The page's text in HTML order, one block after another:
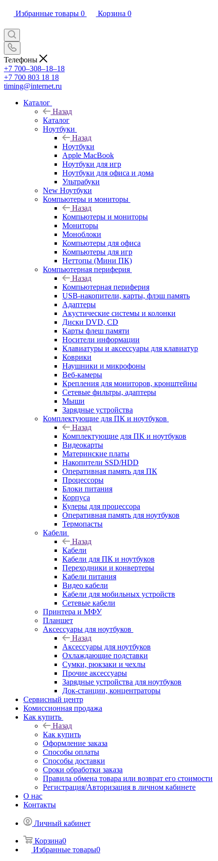
Избранные товары 0 Корзина 0
Телефоны
+7 700‒308‒18‒18
+7 700 803 18 18
timing@internet.ru
Каталог
Назад
Каталог
Ноутбуки
Назад
Ноутбуки
Apple MacBook
Ноутбуки для игр
Ноутбуки для офиса и дома
Ультрабуки
New Ноутбуки
Компьютеры и мониторы
Назад
Компьютеры и мониторы
Мониторы
Моноблоки
Компьютеры для офиса
Компьютеры для игр
Неттопы (Мини ПК)
Компьютерная периферия
Назад
Компьютерная периферия
USB-накопители, карты, флэш память
Адаптеры
Акустические системы и колонки
Диски DVD, CD
Карты флеш памяти
Носители информации
Клавиатуры и аксессуары для клавиатур
Коврики
Наушники и микрофоны
Веб-камеры
Крепления для мониторов, кронштейны
Сетевые фильтры, адаптеры
Мыши
Зарядные устройства
Комплектующие для ПК и ноутбуков
Назад
Комплектующие для ПК и ноутбуков
Видеокарты
Материнские платы
Накопители SSD/HDD
Оперативная память для ПК
Процессоры
Блоки питания
Корпуса
Кулеры для процессора
Оперативная память для ноутбуков
Термопасты
Кабели
Назад
Кабели
Кабели для ПК и ноутбуков
Переходники и конвертеры
Кабели питания
Видео кабели
Кабели для мобильных устройств
Сетевые кабели
Принтера и МФУ
Планшет
Аксессуары для ноутбуков
Назад
Аксессуары для ноутбуков
Охлаждающие подставки
Сумки, рюкзаки и чехлы
Прочие аксессуары
Зарядные устройства для ноутбуков
Док-станции, концентраторы
Сервисный центр
Комиссионная продажа
Как купить
Назад
Как купить
Оформление заказа
Способы оплаты
Способы доставки
Сроки обработки заказа
Правила обмена товара или возврат его стоимости
Регистрация/Авторизация в личном кабинете
О нас
Контакты
Личный кабинет
Корзина0
Избранные товары0